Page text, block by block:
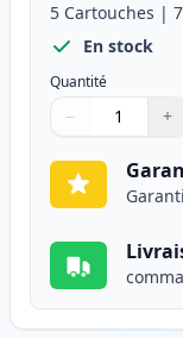
5 Cartouches |
En stock
Quantité
Quantité
Utilisez les
− +
Quantité